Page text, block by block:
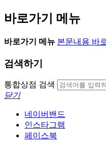
바로가기 메뉴
바로가기 메뉴 본문내용 바
검색하기
통합상점 검색
닫기
네이버밴드
인스타그램
페이스북